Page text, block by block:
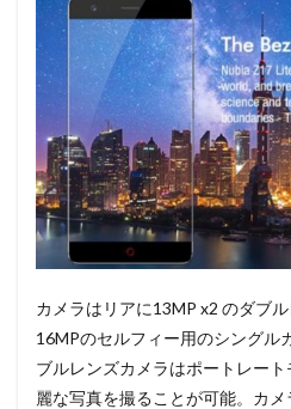
カメラはリアに13MP x2 のダブ
16MPのセルフィー用のシングル
ブルレンズカメラはポートレー
麗な写真を撮ることが可能。カ